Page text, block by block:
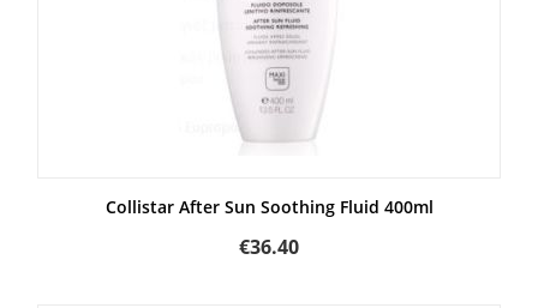
Collistar After Sun Soothing Fluid 400ml
€36.40